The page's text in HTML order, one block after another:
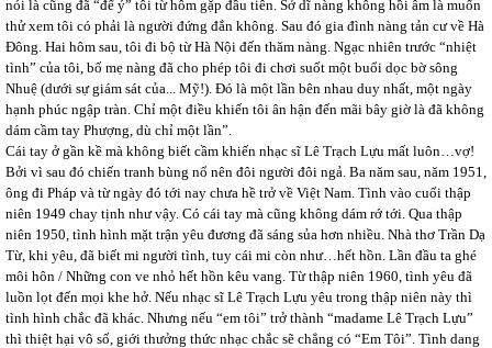
nói là cũng đã “để ý” tôi từ hôm gặp đầu tiên. Sở dĩ nàng không hồi âm là muốn
thử xem tôi có phải là người đứng đắn không. Sau đó gia đình nàng tản cư về Hà
Đông. Hai hôm sau, tôi đi bộ từ Hà Nội đến thăm nàng. Ngạc nhiên trước “nhiệt
tình” của tôi, bố mẹ nàng đã cho phép tôi đi chơi suốt một buổi dọc bờ sông
Nhuệ (dưới sự giám sát của... Mỹ!). Đó là một lần bên nhau duy nhất, một ngày
hạnh phúc ngập tràn. Chỉ một điều khiến tôi ân hận đến mãi bây giờ là đã không
dám cầm tay Phượng, dù chỉ một lần”.
Cái tay ở gần kề mà không biết cầm khiến nhạc sĩ Lê Trạch Lựu mất luôn…vợ!
Bởi vì sau đó chiến tranh bùng nổ nên đôi người đôi ngả. Ba năm sau, năm 1951,
ông đi Pháp và từ ngày đó tới nay chưa hề trở về Việt Nam. Tình vào cuối thập
niên 1949 chay tịnh như vậy. Có cái tay mà cũng không dám rớ tới. Qua thập
niên 1950, tình hình mặt trận yêu đương đã sáng sủa hơn nhiều. Nhà thơ Trần Dạ
Từ, khi yêu, đã biết mi người tình, tuy cái mi còn như…hết hồn. Lần đầu ta ghé
môi hôn / Những con ve nhỏ hết hồn kêu vang. Từ thập niên 1960, tình yêu đã
luồn lọt đến mọi khe hở. Nếu nhạc sĩ Lê Trạch Lựu yêu trong thập niên này thì
tình hình chắc đã khác. Nhưng nếu “em tôi” trở thành “madame Lê Trạch Lựu”
thì thiệt hại vô số, giới thưởng thức nhạc chắc sẽ chẳng có “Em Tôi”. Tình dang